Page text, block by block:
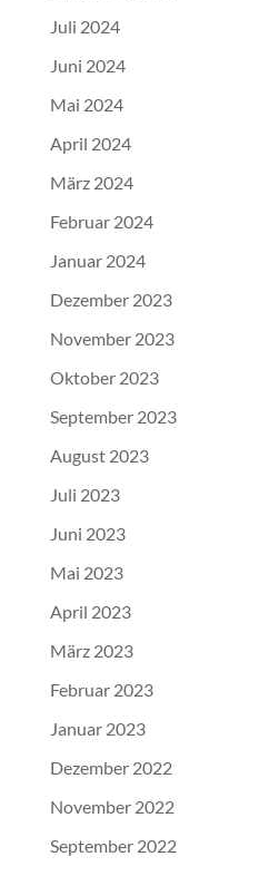
Juli 2024
Juni 2024
Mai 2024
April 2024
März 2024
Februar 2024
Januar 2024
Dezember 2023
November 2023
Oktober 2023
September 2023
August 2023
Juli 2023
Juni 2023
Mai 2023
April 2023
März 2023
Februar 2023
Januar 2023
Dezember 2022
November 2022
September 2022